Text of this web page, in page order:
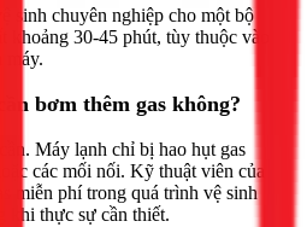
sinh chuyên nghiệp cho một bộ
khoảng 30-45 phút, tùy thuộc vào
máy.
bơm thêm gas không?
Máy lạnh chỉ bị hao hụt gas
các mối nối. Kỹ thuật viên của
miễn phí trong quá trình vệ sinh
khi thực sự cần thiết.